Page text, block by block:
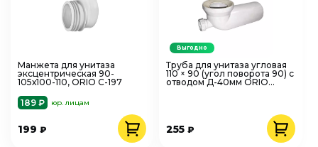
Манжета для унитаза
эксцентрическая 90-
105х100-110, ORIO С-197
189 ₽
юр. лицам
199 ₽
Труба для унитаза угловая
110 × 90 (угол поворота 90) с
отводом Д-40мм ORIO
255₽
Выгодно